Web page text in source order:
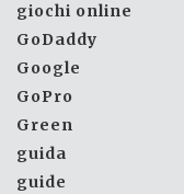
giochi online
GoDaddy
Google
GoPro
Green
guida
guide